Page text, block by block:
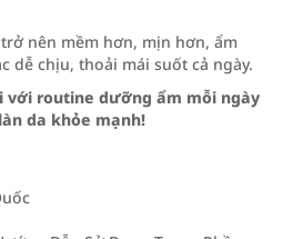
nên mềm hơn, mịn hơn, ẩm
dễ chịu, thoải mái suốt cả ngày.
với routine dưỡng ẩm mỗi ngày
da khỏe mạnh!